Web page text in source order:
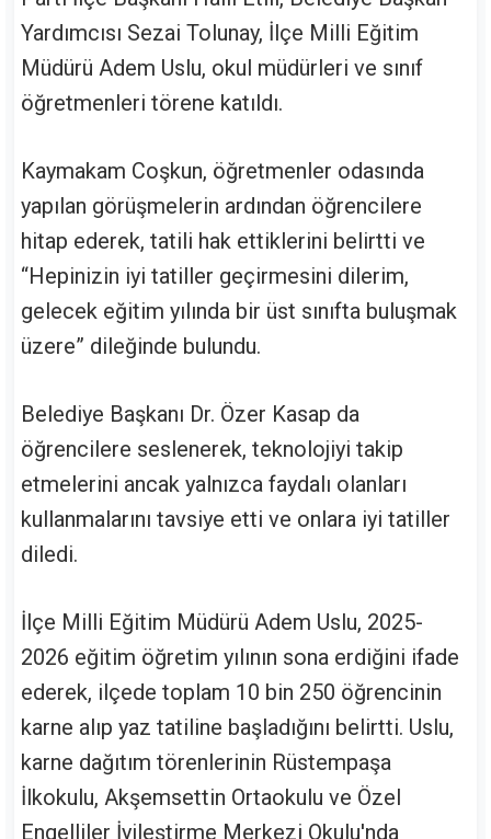
Yardımcısı Sezai Tolunay, İlçe Milli Eğitim
Müdürü Adem Uslu, okul müdürleri ve sınıf
öğretmenleri törene katıldı.
Kaymakam Coşkun, öğretmenler odasında
yapılan görüşmelerin ardından öğrencilere
hitap ederek, tatili hak ettiklerini belirtti ve
“Hepinizin iyi tatiller geçirmesini dilerim,
gelecek eğitim yılında bir üst sınıfta buluşmak
üzere” dileğinde bulundu.
Belediye Başkanı Dr. Özer Kasap da
öğrencilere seslenerek, teknolojiyi takip
etmelerini ancak yalnızca faydalı olanları
kullanmalarını tavsiye etti ve onlara iyi tatiller
diledi.
İlçe Milli Eğitim Müdürü Adem Uslu, 2025-
2026 eğitim öğretim yılının sona erdiğini ifade
ederek, ilçede toplam 10 bin 250 öğrencinin
karne alıp yaz tatiline başladığını belirtti. Uslu,
karne dağıtım törenlerinin Rüstempaşa
İlkokulu, Akşemsettin Ortaokulu ve Özel
Engelliler İyileştirme Merkezi Okulu'nda